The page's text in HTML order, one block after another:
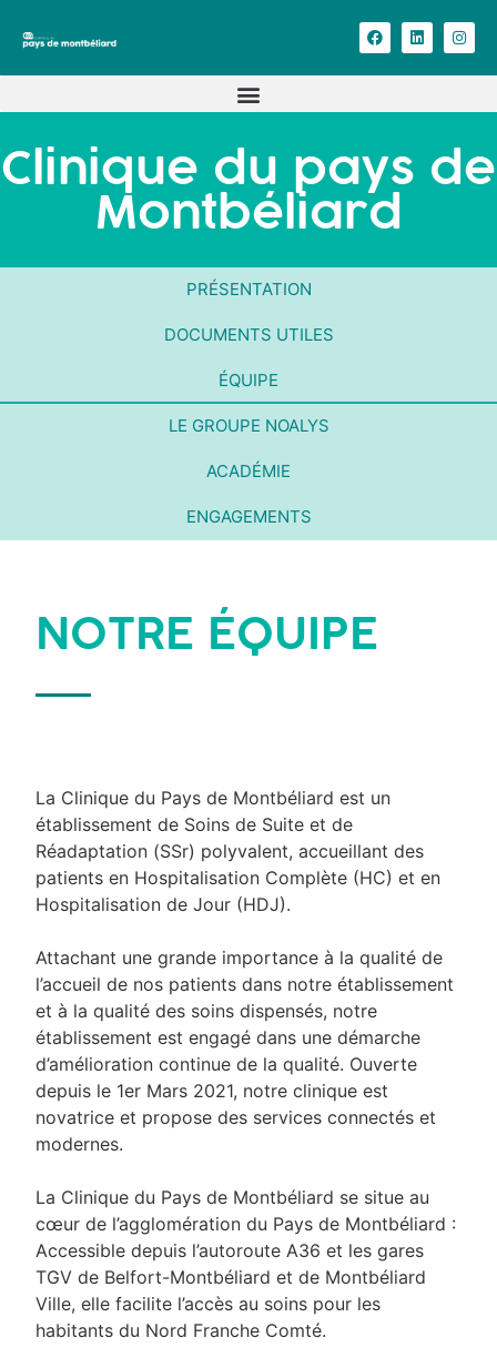
Clinique du pays de
Montbéliard
PRÉSENTATION
DOCUMENTS UTILES
ÉQUIPE
LE GROUPE NOALYS
ACADÉMIE
ENGAGEMENTS
NOTRE ÉQUIPE
La Clinique du Pays de Montbéliard est un
établissement de Soins de Suite et de
Réadaptation (SSr) polyvalent, accueillant des
patients en Hospitalisation Complète (HC) et en
Hospitalisation de Jour (HDJ).
Attachant une grande importance à la qualité de
l’accueil de nos patients dans notre établissement
et à la qualité des soins dispensés, notre
établissement est engagé dans une démarche
d’amélioration continue de la qualité. Ouverte
depuis le 1er Mars 2021, notre clinique est
novatrice et propose des services connectés et
modernes.
La Clinique du Pays de Montbéliard se situe au
cœur de l’agglomération du Pays de Montbéliard :
Accessible depuis l’autoroute A36 et les gares
TGV de Belfort-Montbéliard et de Montbéliard
Ville, elle facilite l’accès au soins pour les
habitants du Nord Franche Comté.